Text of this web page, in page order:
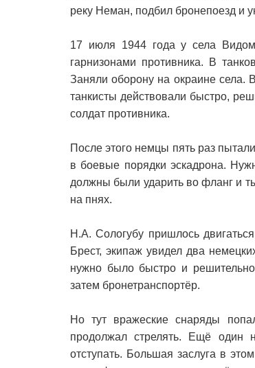
реку Неман, подбил бронепоезд и
17 июля 1944 года у села
гарнизонами противника. В
Заняли оборону на окраине села.
танкисты действовали быстро,
солдат противника.
После этого немцы пять раз
в боевые порядки эскадрона.
должны были ударить во фланг и
на пнях.
Н.А. Сологубу пришлось
Брест, экипаж увидел два
нужно было быстро и
затем бронетранспортёр.
Но тут вражеские снаряды
продолжал стрелять. Ещё один
отступать. Большая заслуга в